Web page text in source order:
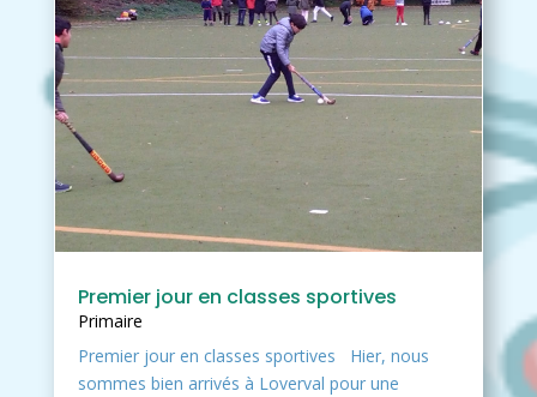
Premier jour en classes sportives
Primaire
Premier jour en classes sportives Hier, nous
sommes bien arrivés à Loverval pour une